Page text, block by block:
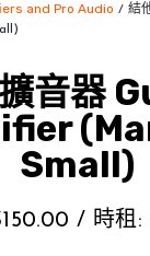
and Pro Audio / 結
音器
Small)
150.00 / 時租: